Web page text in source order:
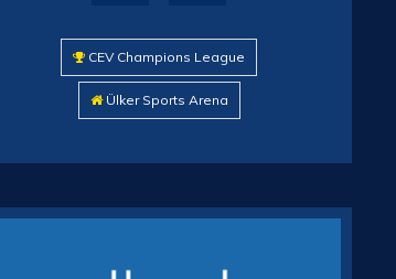
CEV Champions League
Ülker Sports Arena